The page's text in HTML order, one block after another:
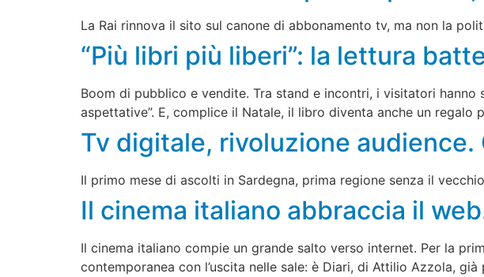
La Rai rinnova il sito sul canone di abbonamento tv, ma non la
“Più libri più liberi”: la lettura
Boom di pubblico e vendite. Tra stand e incontri, i visitatori
aspettative”. E, complice il Natale, il libro diventa anche un regalo
Tv digitale, rivoluzione
Il primo mese di ascolti in Sardegna, prima regione senza il
Il cinema italiano abbraccia il
Il cinema italiano compie un grande salto verso internet. Per la
contemporanea con l’uscita nelle sale: è Diari, di Attilio Azzola, già